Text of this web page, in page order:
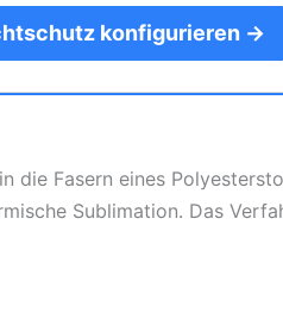
konfigurieren →
die Fasern eines
Sublimation. Das